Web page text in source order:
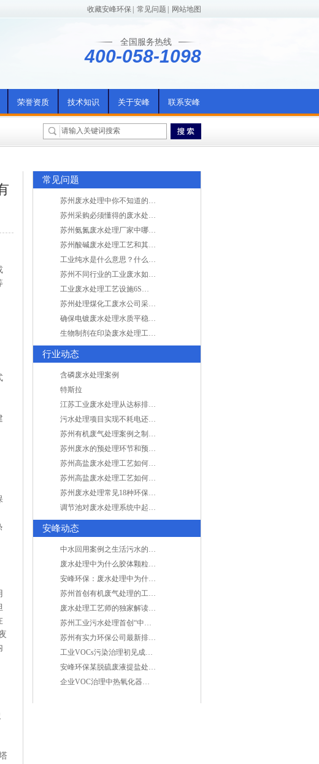
收藏安峰环保 常见问题 网站地图
全国服务热线
400-058-1098
荣誉资质 技术知识 关于安峰 联系安峰
常见问题
苏州废水处理中你不知道的工艺全在这里
苏州采购必须懂得的废水处理问题，值得收藏！
苏州氨氮废水处理厂家中哪家最专业？
苏州酸碱废水处理工艺和其他废水处理的区别
工业纯水是什么意思？什么是纯水处理？
苏州不同行业的工业废水如何处理的？
工业废水处理工艺设施6S现场管理
苏州处理煤化工废水公司采用哪些工艺方法?
确保电镀废水处理水质平稳因素有哪些？
生物制剂在印染废水处理工艺技术中效果如何？
行业动态
含磷废水处理案例
特斯拉
江苏工业废水处理从达标排放到零排放
污水处理项目实现不耗电还省电的技术革新
苏州有机废气处理案例之制药类企业处理工艺
苏州废水的预处理环节和预计达到目的
苏州高盐废水处理工艺如何实现行业升级
苏州高盐废水处理工艺如何实现行业升级
苏州废水处理常见18种环保术语，秒懂！
调节池对废水处理系统中起到怎样的作用？
安峰动态
中水回用案例之生活污水的二次处理利用
废水处理中为什么胶体颗粒不易自然沉降?
安峰环保：废水处理中为什么胶体颗粒不易自然沉降?
苏州首创有机废气处理的工艺测试
废水处理工艺师的独家解读废水处理知识
苏州工业污水处理首创“中水”回用经济
苏州有实力环保公司最新排名/知名环保公司有哪些?
工业VOCs污染治理初见成效：地球比20年前更绿
安峰环保某脱硫废液提盐处理项目验收成功
企业VOC治理中热氧化器如何安全运行？